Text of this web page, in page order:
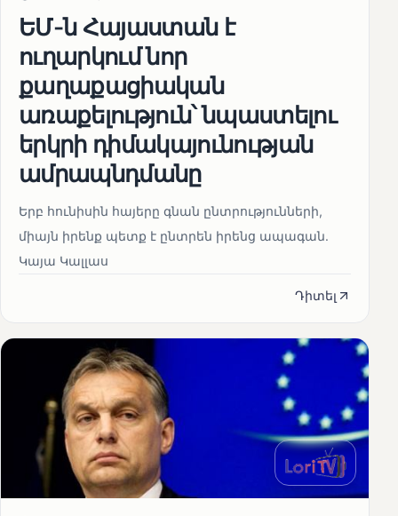
ԵՄ-ն Հայաստան է
ուղարկում նոր
քաղաքացիական
առաքելություն՝ նպաստելու
երկրի դիմակայունության
ամրապնդմանը
Երբ հունիսին հայերը գնան ընտրությունների,
միայն իրենք պետք է ընտրեն իրենց ապագան.
Կայա Կալլաս
Դիտել